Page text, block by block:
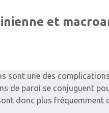
et
sont une des
de paroi se conjuguent
donc plus fréquemment